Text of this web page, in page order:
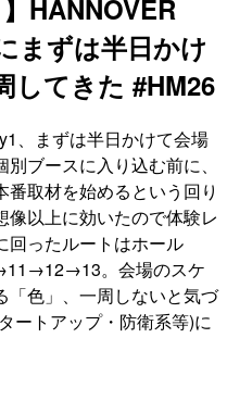
HANNOVER
まずは半日かけ
してきた #HM26
、まずは半日かけて会場
ブースに入り込む前に、
取材を始めるという回り
以上に効いたので体験レ
回ったルートはホール
。会場のスケ
「色」、一周しないと気づ
ートアップ・防衛系等)に